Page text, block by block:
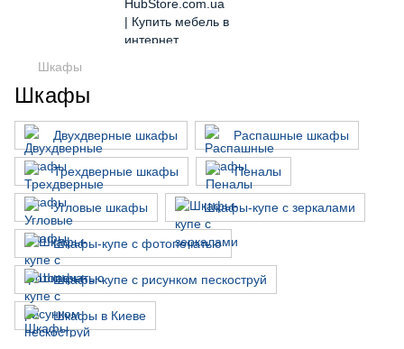
Шкафы
Шкафы
Двухдверные шкафы Распашные шкафы
Трехдверные шкафы Пеналы
Угловые шкафы Шкафы-купе с зеркалами
Шкафы-купе с фотопечатью
Шкафы-купе с рисунком пескоструй
Шкафы в Киеве